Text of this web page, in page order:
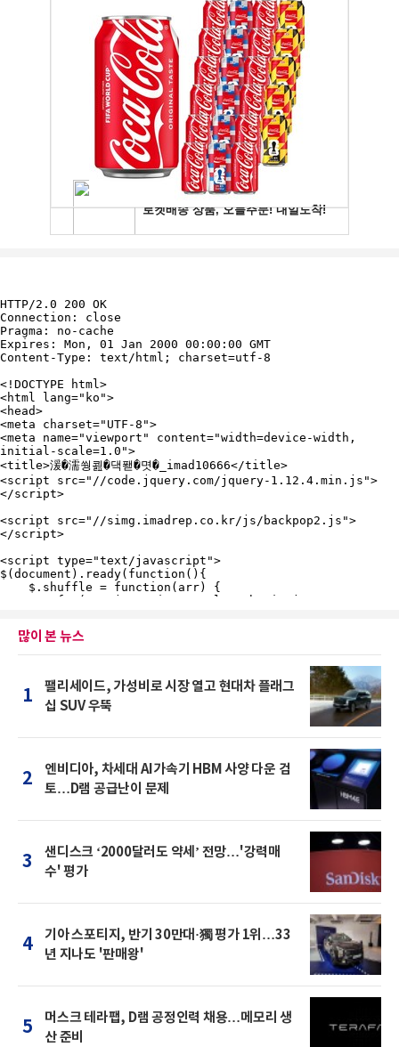
많이 본 뉴스
1
팰리세이드, 가성비로 시장 열고 현대차 플래그
십 SUV 우뚝
2
엔비디아, 차세대 AI가속기 HBM 사양 다운 검
토…D램 공급난이 문제
3
샌디스크 ‘2000달러도 약세’ 전망…'강력매
수' 평가
4
기아 스포티지, 반기 30만대·獨 평가 1위…33
년 지나도 '판매왕'
5
머스크 테라팹, D램 공정인력 채용…메모리 생
산 준비